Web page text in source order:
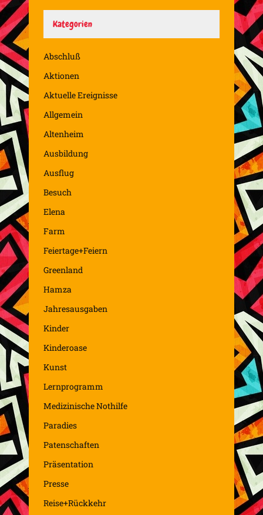
Kategorien
Abschluß
Aktionen
Aktuelle Ereignisse
Allgemein
Altenheim
Ausbildung
Ausflug
Besuch
Elena
Farm
Feiertage+Feiern
Greenland
Hamza
Jahresausgaben
Kinder
Kinderoase
Kunst
Lernprogramm
Medizinische Nothilfe
Paradies
Patenschaften
Präsentation
Presse
Reise+Rückkehr